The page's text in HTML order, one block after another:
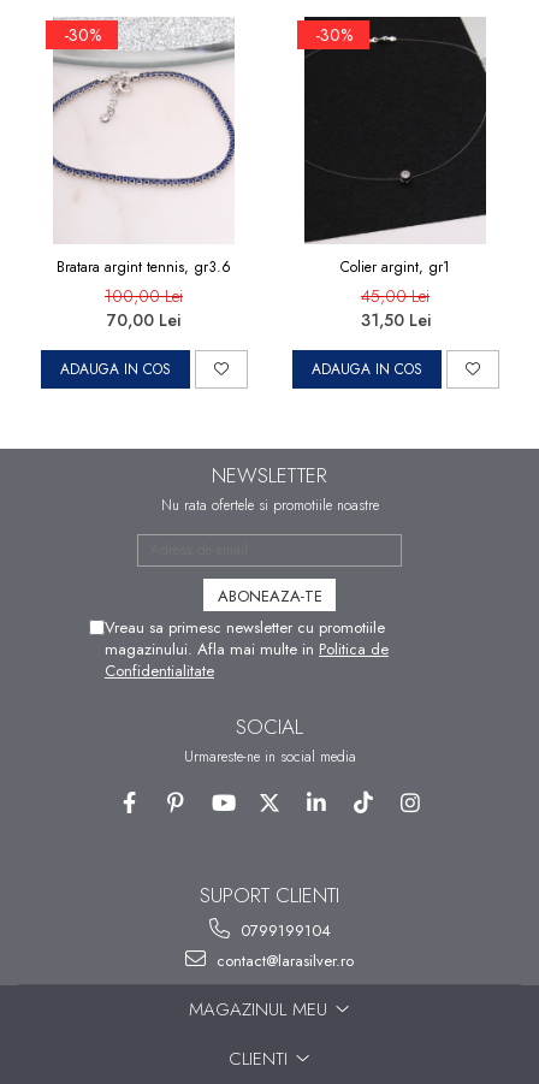
-30%
Bratara argint tennis, gr3.6
100,00 Lei
70,00 Lei
ADAUGA IN COS
-30%
Colier argint, gr1
45,00 Lei
31,50 Lei
ADAUGA IN COS
NEWSLETTER
Nu rata ofertele si promotiile noastre
Vreau sa primesc newsletter cu promotiile
magazinului. Afla mai multe in Politica de
Confidentialitate
SOCIAL
Urmareste-ne in social media
SUPORT CLIENTI
0799199104
contact@larasilver.ro
MAGAZINUL MEU
CLIENTI